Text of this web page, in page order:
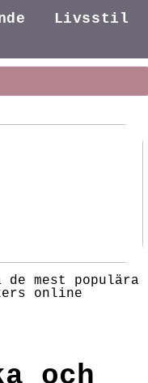
Livsstil
de mest populära
online
och